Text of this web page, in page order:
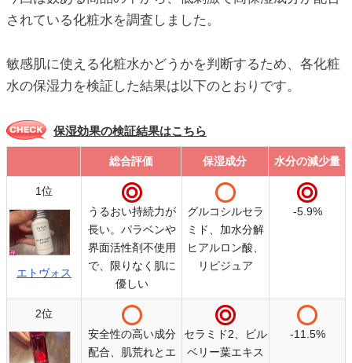
されている化粧水を調査しました。
敏感肌に使える化粧水かどうかを判断するため、各化粧
水の保湿力を検証した結果は以下のとおりです。
保湿効果の検証結果はこちら
総合評価 保湿成分 水分の減少量
総合評価 保湿成分 水分の減少量
1位
エトヴォス
うるおい持続力が
長い。パラベンや
界面活性剤不使用
で、限りなく肌に
優しい
グルコシルセラ
ミド、加水分解
ヒアルロン酸、
リピジュア
-5.9%
2位
安全性の高い成分
配合、肌荒れとエ
セラミド2、ビル
ベリー葉エキス
-11.5%